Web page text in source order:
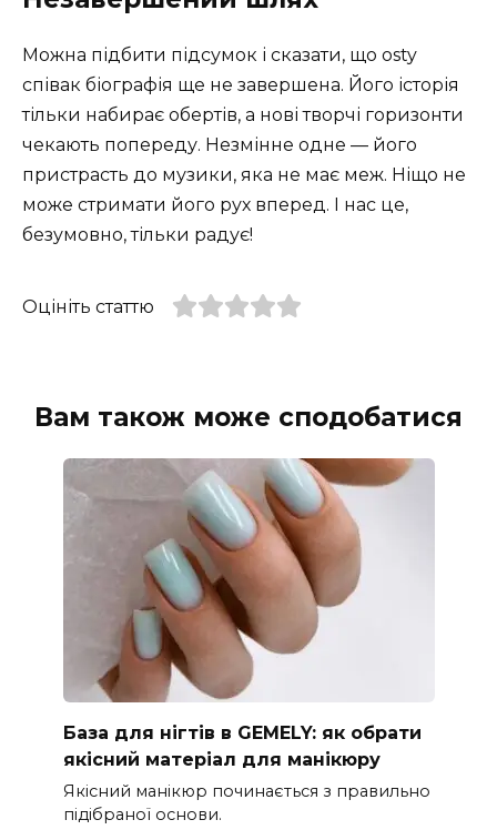
Можна підбити підсумок і сказати, що osty
співак біографія ще не завершена. Його історія
тільки набирає обертів, а нові творчі горизонти
чекають попереду. Незмінне одне — його
пристрасть до музики, яка не має меж. Ніщо не
може стримати його рух вперед. І нас це,
безумовно, тільки радує!
Оцініть статтю
Вам також може сподобатися
База для нігтів в GEMELY: як обрати
якісний матеріал для манікюру
Якісний манікюр починається з правильно
підібраної основи.